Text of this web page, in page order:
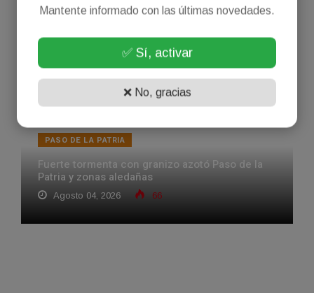
PASO DE LA PATRIA
Fuerte tormenta con granizo azotó Paso de la
Patria y zonas aledañas
Agosto 04, 2026 66
Mantente informado con las últimas novedades.
✅ Sí, activar
❌ No, gracias